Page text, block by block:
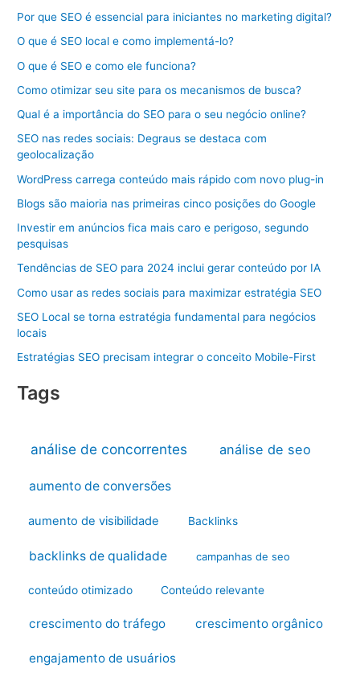
Por que SEO é essencial para iniciantes no marketing digital?
O que é SEO local e como implementá-lo?
O que é SEO e como ele funciona?
Como otimizar seu site para os mecanismos de busca?
Qual é a importância do SEO para o seu negócio online?
SEO nas redes sociais: Degraus se destaca com
geolocalização
WordPress carrega conteúdo mais rápido com novo plug-in
Blogs são maioria nas primeiras cinco posições do Google
Investir em anúncios fica mais caro e perigoso, segundo
pesquisas
Tendências de SEO para 2024 inclui gerar conteúdo por IA
Como usar as redes sociais para maximizar estratégia SEO
SEO Local se torna estratégia fundamental para negócios
locais
Estratégias SEO precisam integrar o conceito Mobile-First
Tags
análise de concorrentes análise de seo
aumento de conversões
aumento de visibilidade Backlinks
backlinks de qualidade campanhas de seo
conteúdo otimizado Conteúdo relevante
crescimento do tráfego crescimento orgânico
engajamento de usuários